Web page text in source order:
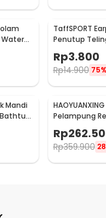
Water
TaffSPORT
Penutup
Anti Air - TN01
Rp3.800
Rp14.900 75%
Mandi
Bathtub
Pelampung
Dewasa Life
Sport Vest M -
Rp
Rp359.900